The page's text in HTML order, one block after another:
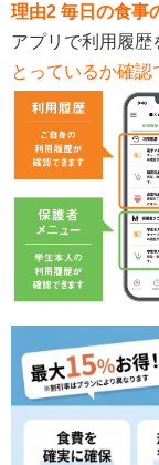
理由2 毎日の食事
アプリで利用履歴
とっているか確認